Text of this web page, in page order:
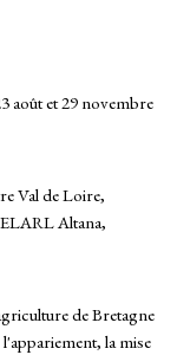
août et 29 novembre
Val de Loire,
Altana,
de Bretagne
la mise